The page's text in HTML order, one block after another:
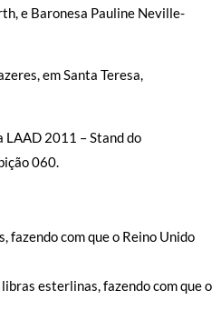
e Baronesa Pauline Neville-
em Santa Teresa,
2011 – Stand do
060.
fazendo com que o Reino Unido
esterlinas, fazendo com que o